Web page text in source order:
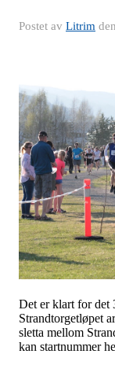
Postet av Litrim den
Det er klart for det
Strandtorgetløpet
sletta mellom
kan startnummer